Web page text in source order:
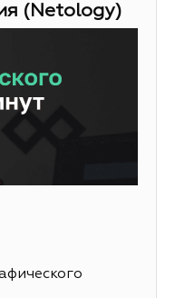
(Netology)